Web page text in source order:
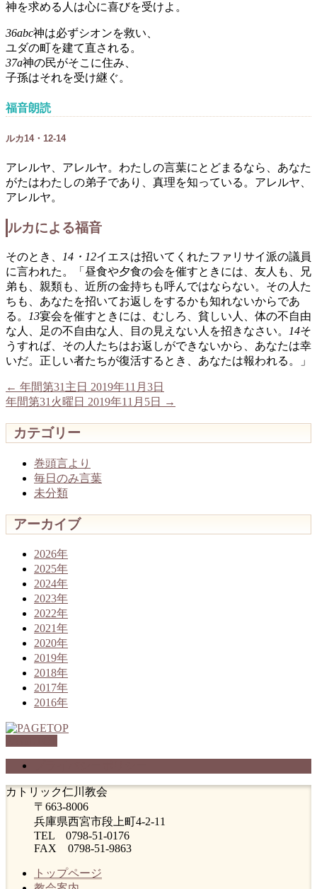
神を求める人は心に喜びを受けよ。
36abc神は必ずシオンを救い、
ユダの町を建て直される。
37a神の民がそこに住み、
子孫はそれを受け継ぐ。
福音朗読
ルカ14・12-14
アレルヤ、アレルヤ。わたしの言葉にとどまるなら、あなた
がたはわたしの弟子であり、真理を知っている。アレルヤ、
アレルヤ。
ルカによる福音
そのとき、 14・12イエスは招いてくれたファリサイ派の議員
に言われた。「昼食や夕食の会を催すときには、友人も、兄
弟も、親類も、近所の金持ちも呼んではならない。その人た
ちも、あなたを招いてお返しをするかも知れないからであ
る。 13宴会を催すときには、むしろ、貧しい人、体の不自由
な人、足の不自由な人、目の見えない人を招きなさい。 14そ
うすれば、その人たちはお返しができないから、あなたは幸
いだ。正しい者たちが復活するとき、あなたは報われる。」
← 年間第31主日 2019年11月3日
年間第31火曜日 2019年11月5日
→
カテゴリー
巻頭言より
毎日のみ言葉
未分類
アーカイブ
2026年
2025年
2024年
2023年
2022年
2021年
2020年
2019年
2018年
2017年
2016年
カトリック仁川教会
〒663-8006
兵庫県西宮市段上町4-2-11
TEL 0798-51-0176
FAX 0798-51-9863
トップページ